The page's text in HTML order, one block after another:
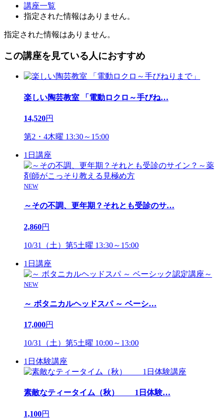
講座一覧
指定された情報はありません。
指定された情報はありません。
この講座を見ている人におすすめ
楽しい陶芸教室 「電動ロクロ～手びね…
14,520円
第2・4木曜 13:30～15:00
1日講座
NEW
～その不調、更年期？それとも受診のサ…
2,860円
10/31（土）第5土曜 13:30～15:00
1日講座
NEW
～ ボタニカルヘッドスパ ～ ベーシ…
17,000円
10/31（土）第5土曜 10:00～13:00
1日体験講座
素敵なティータイム（秋） 1日体験…
1,100円